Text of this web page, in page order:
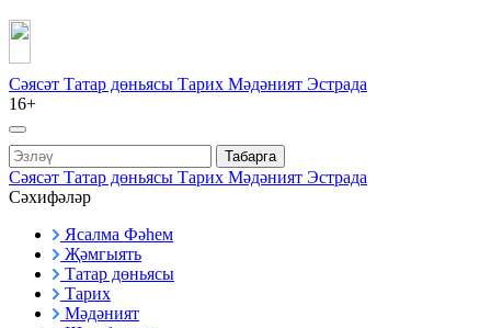
Сәясәт Татар дөньясы Тарих Мәдәният Эстрада
16+
Табарга
Сәясәт Татар дөньясы Тарих Мәдәният Эстрада
Сәхифәләр
Ясалма Фәһем
Җәмгыять
Татар дөньясы
Тарих
Мәдәният